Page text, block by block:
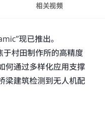
相关视频
现已推出。
于村田制作所的高精度
何通过多样化应用支撑
建筑检测到无人机配